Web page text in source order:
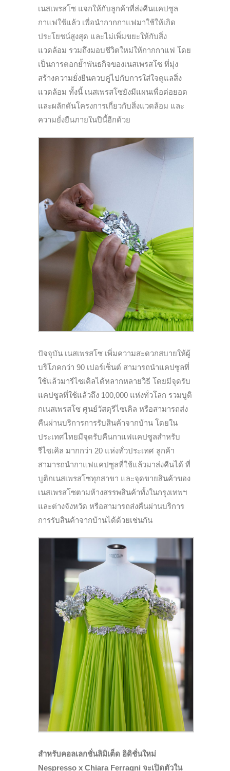
เนสเพรสโซ แจกให้กับลูกค้าที่ส่งคืนแคปซูล
กาแฟใช้แล้ว เพื่อนำกากกาแฟมาใช้ให้เกิด
ประโยชน์สูงสุด และไม่เพิ่มขยะให้กับสิ่ง
แวดล้อม รวมถึงมอบชีวิตใหม่ให้กากกาแฟ โดย
เป็นการตอกย้ำพันธกิจของเนสเพรสโซ ที่มุ่ง
สร้างความยั่งยืนควบคู่ไปกับการใส่ใจดูแลสิ่ง
แวดล้อม ทั้งนี้ เนสเพรสโซยังมีแผนเพื่อต่อยอด
และผลักดันโครงการเกี่ยวกับสิ่งแวดล้อม และ
ความยั่งยืนภายในปีนี้อีกด้วย
ปัจจุบัน เนสเพรสโซ เพิ่มความสะดวกสบายให้ผู้
บริโภคกว่า 90 เปอร์เซ็นต์ สามารถนำแคปซูลที่
ใช้แล้วมารีไซเคิลได้หลากหลายวิธี โดยมีจุดรับ
แคปซูลที่ใช้แล้วถึง 100,000 แห่งทั่วโลก รวมบูติ
กเนสเพรสโซ ศูนย์วัสดุรีไซเคิล หรือสามารถส่ง
คืนผ่านบริการการรับสินค้าจากบ้าน โดยใน
ประเทศไทยมีจุดรับคืนกาแฟแคปซูลสำหรับ
รีไซเคิล มากกว่า 20 แห่งทั่วประเทศ ลูกค้า
สามารถนำกาแฟแคปซูลที่ใช้แล้วมาส่งคืนได้ ที่
บูติกเนสเพรสโซทุกสาขา และจุดขายสินค้าของ
เนสเพรสโซตามห้างสรรพสินค้าทั้งในกรุงเทพฯ
และต่างจังหวัด หรือสามารถส่งคืนผ่านบริการ
การรับสินค้าจากบ้านได้ด้วยเช่นกัน
สำหรับคอลเลกชั่นลิมิเต็ด อิดิชั่นใหม่
Nespresso x Chiara Ferragni จะเปิดตัวใน